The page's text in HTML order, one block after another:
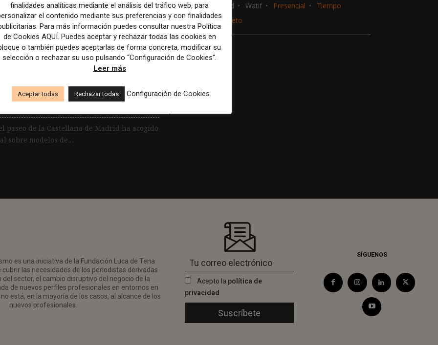
mantener la
el tiempo que sea
paseo de la Castellana de Madrid ha acogido
sobre modelos de...
Madrid Watif Presencial
Tiempo
completo
es una iniciativa de la Fundación Luca de Tena
las necesidades de los periodistas derivadas
sector, el cambio disruptivo del negocio de la
de nuevos perfiles profesionales en entornos en
está, en la mayoría de los casos, al alcance de los
nuevos profesionales.
Acepto la política de
privacidad
SÍGUENOS
finalidades analíticas mediante el análisis del tráfico web, para
el contenido mediante sus preferencias y con finalidades
Para más información puedes consultar nuestra Política
de Cookies AQUÍ. Puedes aceptar y rechazar todas las cookies en
o también puedes aceptarlas de forma concreta, modificar su
selección o rechazar su uso pulsando “Configuración de Cookies”.
Leer más
Aceptar todas Rechazar todas Configuración de Cookies